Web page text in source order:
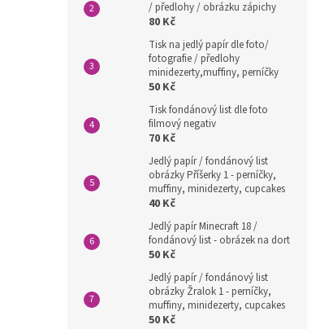
/ předlohy / obrázku zápichy
80 Kč
Tisk na jedlý papír dle foto/
fotografie / předlohy
minidezerty,muffiny, perníčky
50 Kč
Tisk fondánový list dle foto
filmový negativ
70 Kč
Jedlý papír / fondánový list
obrázky Příšerky 1 - perníčky,
muffiny, minidezerty, cupcakes
40 Kč
Jedlý papír Minecraft 18 /
fondánový list - obrázek na dort
50 Kč
Jedlý papír / fondánový list
obrázky Žralok 1 - perníčky,
muffiny, minidezerty, cupcakes
50 Kč